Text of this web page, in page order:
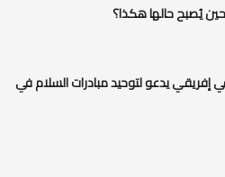
يُصبح حالها هكذا؟
إفريقي يدعو لتوحيد مبادرات السلام في